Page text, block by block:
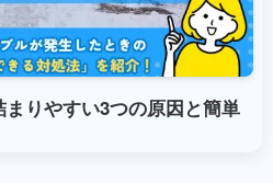
まりやすい3つの原因と簡単